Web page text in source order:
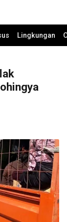
Lingkungan